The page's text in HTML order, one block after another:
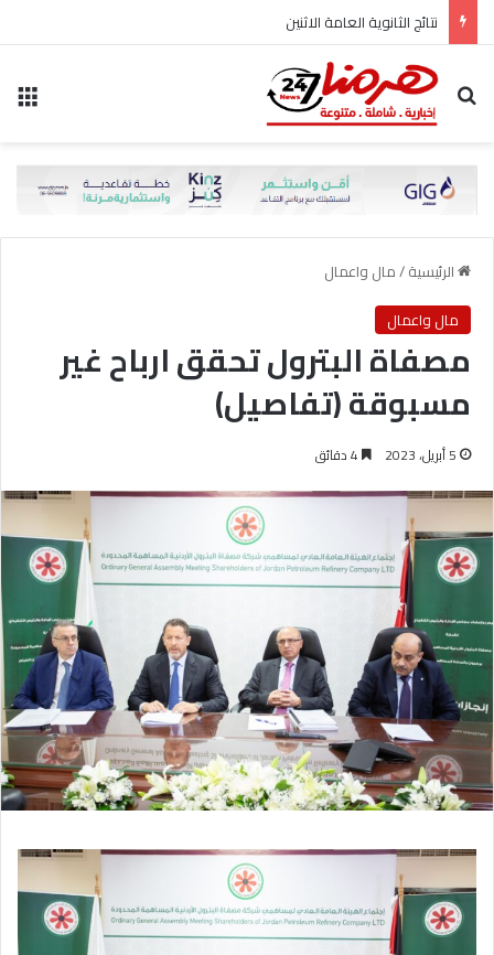
نتائج الثانوية العامة الاثنين
بحث عن
الرئيسية/مال واعمال
مال واعمال
مصفاة البترول تحقق ارباح غير
مسبوقة (تفاصيل)
5 أبريل، 2023